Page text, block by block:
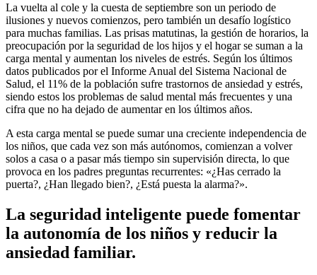
La vuelta al cole y la cuesta de septiembre son un periodo de
ilusiones y nuevos comienzos, pero también un desafío logístico
para muchas familias. Las prisas matutinas, la gestión de horarios, la
preocupación por la seguridad de los hijos y el hogar se suman a la
carga mental y aumentan los niveles de estrés. Según los últimos
datos publicados por el Informe Anual del Sistema Nacional de
Salud, el 11% de la población sufre trastornos de ansiedad y estrés,
siendo estos los problemas de salud mental más frecuentes y una
cifra que no ha dejado de aumentar en los últimos años.
A esta carga mental se puede sumar una creciente independencia de
los niños, que cada vez son más autónomos, comienzan a volver
solos a casa o a pasar más tiempo sin supervisión directa, lo que
provoca en los padres preguntas recurrentes: «¿Has cerrado la
puerta?, ¿Han llegado bien?, ¿Está puesta la alarma?».
La seguridad inteligente puede fomentar
la autonomía de los niños y reducir la
ansiedad familiar.